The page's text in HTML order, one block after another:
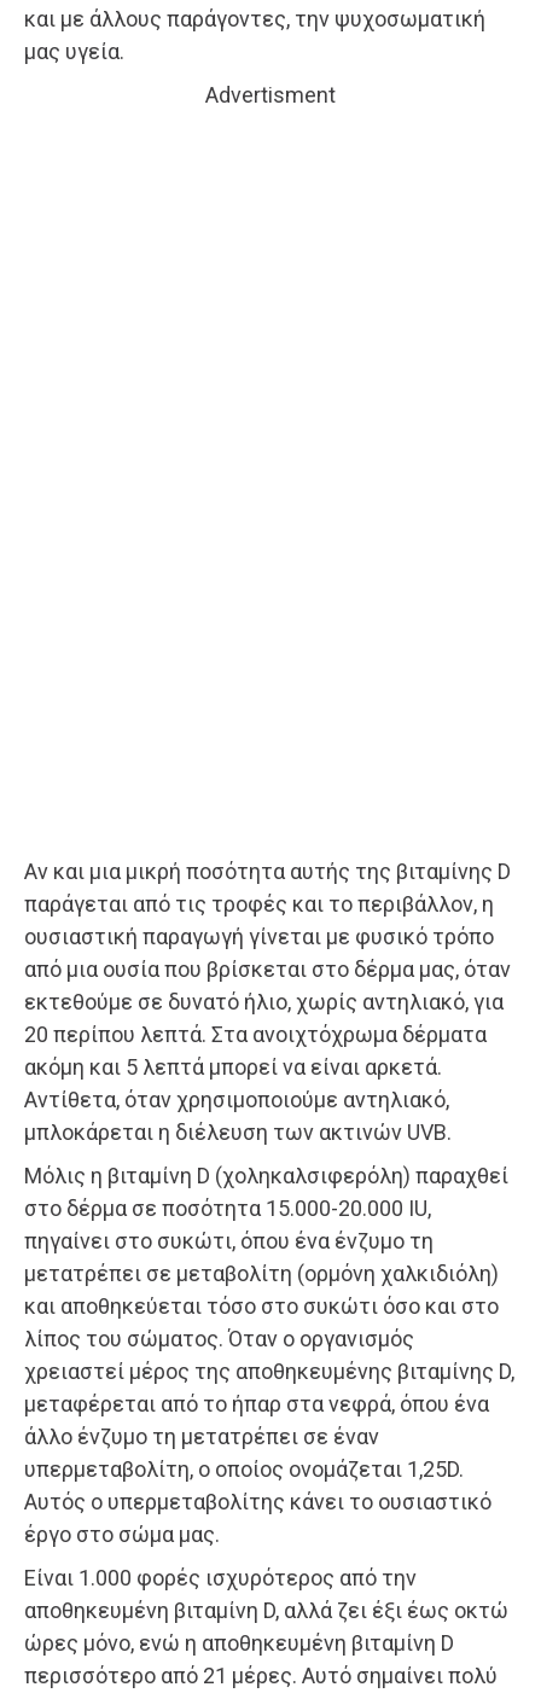
και με άλλους παράγοντες, την ψυχοσωματική
μας υγεία.
Advertisment
Αν και μια μικρή ποσότητα αυτής της βιταμίνης D
παράγεται από τις τροφές και το περιβάλλον, η
ουσιαστική παραγωγή γίνεται με φυσικό τρόπο
από μια ουσία που βρίσκεται στο δέρμα μας, όταν
εκτεθούμε σε δυνατό ήλιο, χωρίς αντηλιακό, για
20 περίπου λεπτά. Στα ανοιχτόχρωμα δέρματα
ακόμη και 5 λεπτά μπορεί να είναι αρκετά.
Αντίθετα, όταν χρησιμοποιούμε αντηλιακό,
μπλοκάρεται η διέλευση των ακτινών UVB.
Μόλις η βιταμίνη D (χοληκαλσιφερόλη) παραχθεί
στο δέρμα σε ποσότητα 15.000-20.000 IU,
πηγαίνει στο συκώτι, όπου ένα ένζυμο τη
μετατρέπει σε μεταβολίτη (ορμόνη χαλκιδιόλη)
και αποθηκεύεται τόσο στο συκώτι όσο και στο
λίπος του σώματος. Όταν ο οργανισμός
χρειαστεί μέρος της αποθηκευμένης βιταμίνης D,
μεταφέρεται από το ήπαρ στα νεφρά, όπου ένα
άλλο ένζυμο τη μετατρέπει σε έναν
υπερμεταβολίτη, ο οποίος ονομάζεται 1,25D.
Αυτός ο υπερμεταβολίτης κάνει το ουσιαστικό
έργο στο σώμα μας.
Είναι 1.000 φορές ισχυρότερος από την
αποθηκευμένη βιταμίνη D, αλλά ζει έξι έως οκτώ
ώρες μόνο, ενώ η αποθηκευμένη βιταμίνη D
περισσότερο από 21 μέρες. Αυτό σημαίνει πολύ